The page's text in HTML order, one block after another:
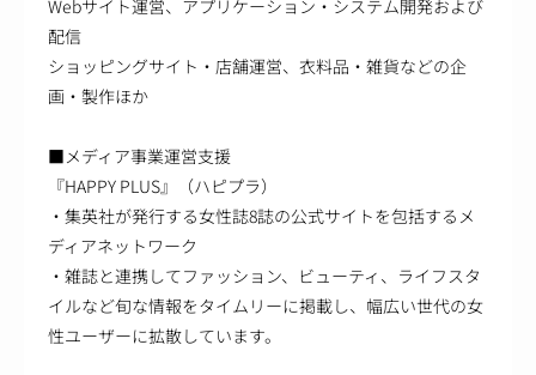
Webサイト運営、アプリケーション・システム開発および
配信
ショッピングサイト・店舗運営、衣料品・雑貨などの企
画・製作ほか
■メディア事業運営支援
『HAPPY PLUS』（ハピプラ）
・集英社が発行する女性誌8誌の公式サイトを包括するメ
ディアネットワーク
・雑誌と連携してファッション、ビューティ、ライフスタ
イルなど旬な情報をタイムリーに掲載し、幅広い世代の女
性ユーザーに拡散しています。